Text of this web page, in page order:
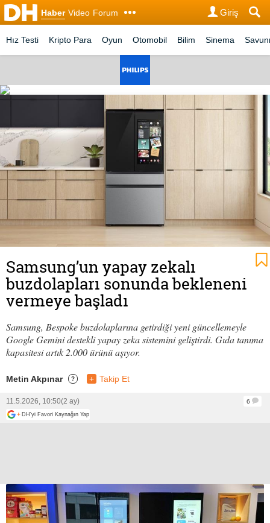
Haber Video Forum Giriş
Hız Testi Kripto Para Oyun Otomobil Bilim Sinema
Samsung’un yapay zekalı
buzdolapları sonunda bekleneni
vermeye başladı
Samsung, Bespoke buzdolaplarına getirdiği yeni güncellemeyle
Google Gemini destekli yapay zeka sistemini geliştirdi. Gıda tanıma
kapasitesi artık 2.000 ürünü aşıyor.
Metin Akpınar ? + Takip Et
11.5.2026, 10:50(2 ay)
6
+ DH'yi Favori Kaynağın Yap